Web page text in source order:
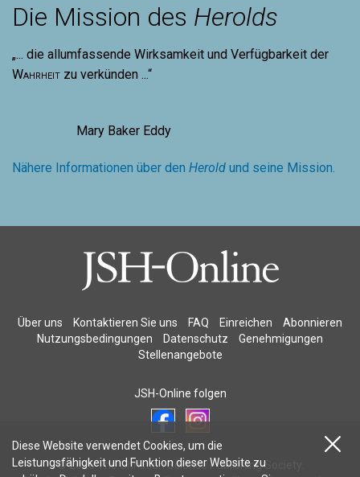
Die Mission des Herolds
„... die allumfassende Wirksamkeit und Verfügbarkeit der
Wahrheit zu verkünden ...“
Mary Baker Eddy
Nähere Informationen über den Herold und seine Mission.
Über uns Kontaktieren Sie uns FAQ Einreichen
Abonnieren
Nutzungsbedingungen
Datenschutz
Genehmigungen
Stellenangebote
JSH-Online folgen
© 2026 The Christian Science Publishing Society.
Diese Website verwendet Cookies, um die
Leistungsfähigkeit und Funktion dieser Website zu